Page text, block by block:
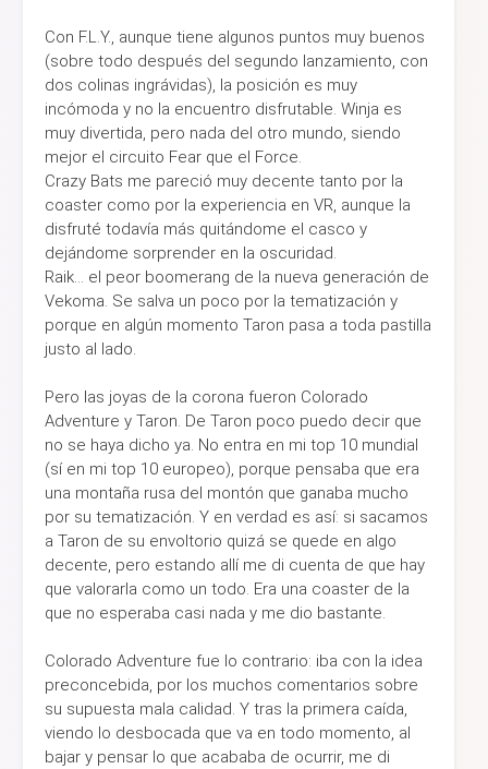
Con F.L.Y., aunque tiene algunos puntos muy buenos
(sobre todo después del segundo lanzamiento, con
dos colinas ingrávidas), la posición es muy
incómoda y no la encuentro disfrutable. Winja es
muy divertida, pero nada del otro mundo, siendo
mejor el circuito Fear que el Force.
Crazy Bats me pareció muy decente tanto por la
coaster como por la experiencia en VR, aunque la
disfruté todavía más quitándome el casco y
dejándome sorprender en la oscuridad.
Raik… el peor boomerang de la nueva generación de
Vekoma. Se salva un poco por la tematización y
porque en algún momento Taron pasa a toda pastilla
justo al lado.
Pero las joyas de la corona fueron Colorado
Adventure y Taron. De Taron poco puedo decir que
no se haya dicho ya. No entra en mi top 10 mundial
(sí en mi top 10 europeo), porque pensaba que era
una montaña rusa del montón que ganaba mucho
por su tematización. Y en verdad es así: si sacamos
a Taron de su envoltorio quizá se quede en algo
decente, pero estando allí me di cuenta de que hay
que valorarla como un todo. Era una coaster de la
que no esperaba casi nada y me dio bastante.
Colorado Adventure fue lo contrario: iba con la idea
preconcebida, por los muchos comentarios sobre
su supuesta mala calidad. Y tras la primera caída,
viendo lo desbocada que va en todo momento, al
bajar y pensar lo que acababa de ocurrir, me di